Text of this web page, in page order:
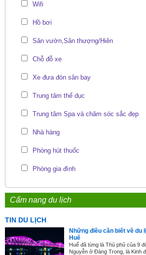
Wifi
Hồ bơi
Sân vườn,Sân thượng/Hiên
Chỗ đỗ xe
Xe đưa đón sân bay
Trung tâm thể dục
Trung tâm Spa và chăm sóc sắc đẹp
Nhà hàng
Phòng hút thuốc
Phòng gia đình
Cẩm nang du lịch
TIN DU LỊCH
Những điều cần biết về du
Huế
Huế đã từng là Thủ phủ của 9
Nguyễn ở Đàng Trong, là Kinh